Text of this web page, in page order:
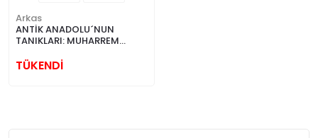
Arkas
ANTİK ANADOLU´NUN
TANIKLARI: MUHARREM
TÜKENDİ